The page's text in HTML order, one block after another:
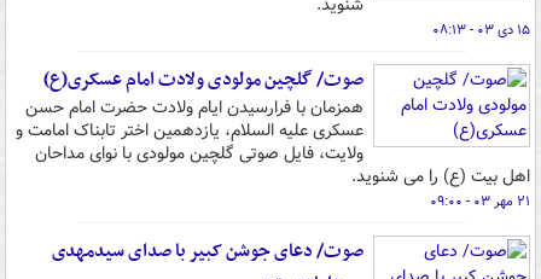
۱۵ دی ۰۳ - ۰۸:۱۳
صوت/ گلچین مولودی ولادت امام عسکری(ع)
همزمان با فرارسیدن ایام ولادت حضرت امام حسن
عسکری علیه السلام، یازدهمین اختر تابناک امامت و
ولایت، فایل صوتی گلچین مولودی با نوای مداحان
اهل بیت (ع) را می شنوید.
۲۱ مهر ۰۳ - ۰۹:۰۰
صوت/ دعای جوشن کبیر با صدای سیدمهدی